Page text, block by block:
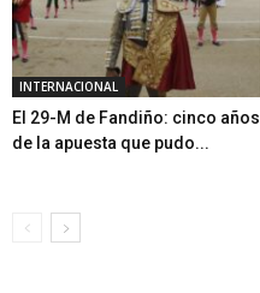
INTERNACIONAL
El 29-M de Fandiño: cinco años
de la apuesta que pudo...